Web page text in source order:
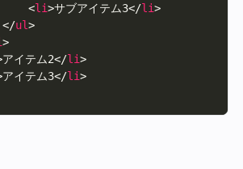
<
li>サブアイテム3</li
>
</
ul
>
>
アイテム2</li
>
アイテム3</li
>